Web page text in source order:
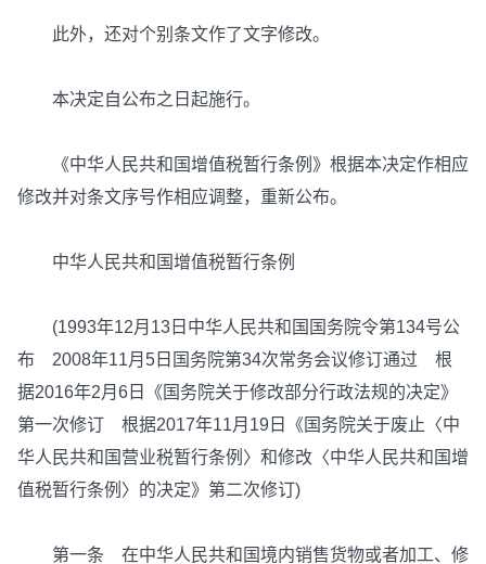
此外，还对个别条文作了文字修改。
本决定自公布之日起施行。
《中华人民共和国增值税暂行条例》根据本决定作相应
修改并对条文序号作相应调整，重新公布。
中华人民共和国增值税暂行条例
(1993年12月13日中华人民共和国国务院令第134号公
布 2008年11月5日国务院第34次常务会议修订通过 根
据2016年2月6日《国务院关于修改部分行政法规的决定》
第一次修订 根据2017年11月19日《国务院关于废止〈中
华人民共和国营业税暂行条例〉和修改〈中华人民共和国增
值税暂行条例〉的决定》第二次修订)
第一条 在中华人民共和国境内销售货物或者加工、修